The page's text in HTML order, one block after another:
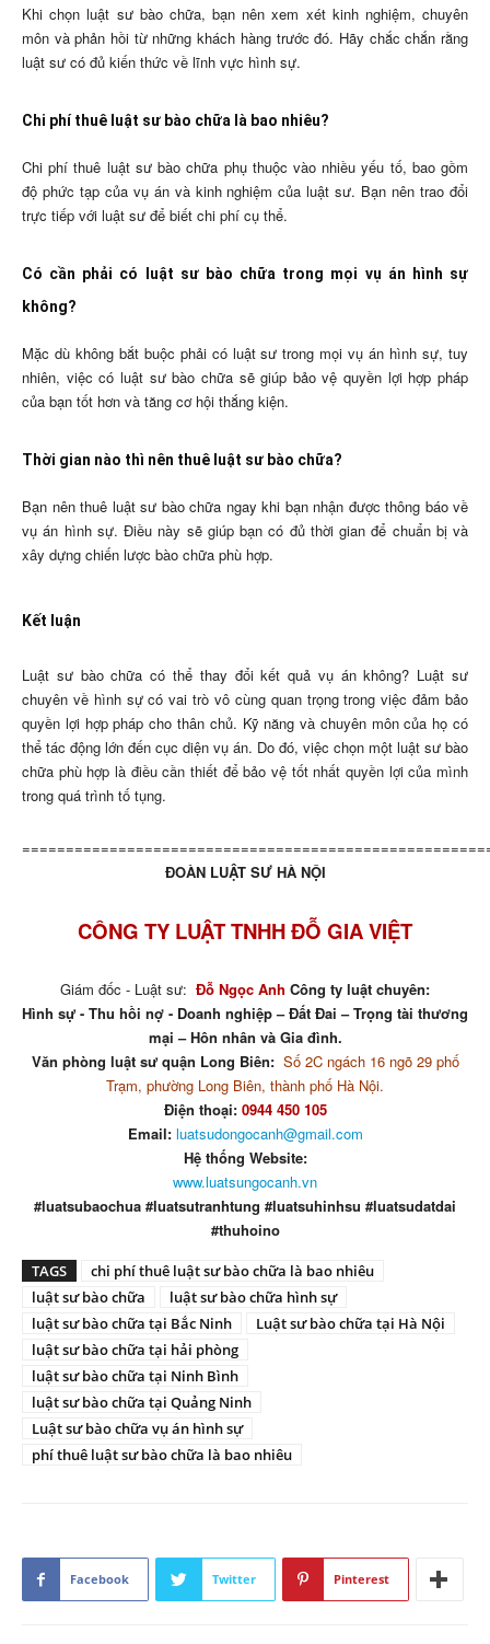
Khi chọn luật sư bào chữa, bạn nên xem xét kinh nghiệm, chuyên
môn và phản hồi từ những khách hàng trước đó. Hãy chắc chắn rằng
luật sư có đủ kiến thức về lĩnh vực hình sự.
Chi phí thuê luật sư bào chữa là bao nhiêu?
Chi phí thuê luật sư bào chữa phụ thuộc vào nhiều yếu tố, bao gồm
độ phức tạp của vụ án và kinh nghiệm của luật sư. Bạn nên trao đổi
trực tiếp với luật sư để biết chi phí cụ thể.
Có cần phải có luật sư bào chữa trong mọi vụ án hình sự
không?
Mặc dù không bắt buộc phải có luật sư trong mọi vụ án hình sự, tuy
nhiên, việc có luật sư bào chữa sẽ giúp bảo vệ quyền lợi hợp pháp
của bạn tốt hơn và tăng cơ hội thắng kiện.
Thời gian nào thì nên thuê luật sư bào chữa?
Bạn nên thuê luật sư bào chữa ngay khi bạn nhận được thông báo về
vụ án hình sự. Điều này sẽ giúp bạn có đủ thời gian để chuẩn bị và
xây dựng chiến lược bào chữa phù hợp.
Kết luận
Luật sư bào chữa có thể thay đổi kết quả vụ án không? Luật sư
chuyên về hình sự có vai trò vô cùng quan trọng trong việc đảm bảo
quyền lợi hợp pháp cho thân chủ. Kỹ năng và chuyên môn của họ có
thể tác động lớn đến cục diện vụ án. Do đó, việc chọn một luật sư bào
chữa phù hợp là điều cần thiết để bảo vệ tốt nhất quyền lợi của mình
trong quá trình tố tụng.
ĐOÀN LUẬT SƯ HÀ NỘI
CÔNG TY LUẬT TNHH ĐỖ GIA VIỆT
Giám đốc - Luật sư: Đỗ Ngọc Anh Công ty luật chuyên:
Hình sự - Thu hồi nợ - Doanh nghiệp – Đất Đai – Trọng tài thương
mại – Hôn nhân và Gia đình.
Văn phòng luật sư quận Long Biên: Số 2C ngách 16 ngõ 29 phố
Trạm, phường Long Biên, thành phố Hà Nội.
Điện thoại: 0944 450 105
Email: luatsudongocanh@gmail.com
Hệ thống Website:
www.luatsungocanh.vn
#luatsubaochua #luatsutranhtung #luatsuhinhsu #luatsudatdai
#thuhoino
TAGS
chi phí thuê luật sư bào chữa là bao nhiêu
luật sư bào chữa
luật sư bào chữa hình sự
luật sư bào chữa tại Bắc Ninh
Luật sư bào chữa tại Hà Nội
luật sư bào chữa tại hải phòng
luật sư bào chữa tại Ninh Bình
luật sư bào chữa tại Quảng Ninh
Luật sư bào chữa vụ án hình sự
phí thuê luật sư bào chữa là bao nhiêu
Facebook Twitter Pinterest